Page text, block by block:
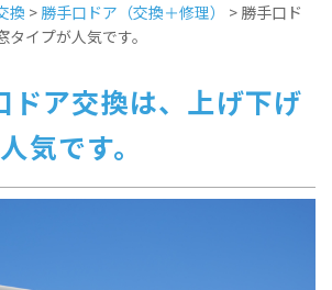
換 > 勝手口ドア（交換＋修理） > 勝手口ド
イプが人気です。
ドア交換は、上げ下げ
気です。